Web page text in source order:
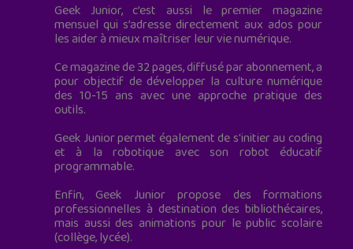
Geek Junior, c’est aussi le premier magazine
mensuel qui s’adresse directement aux ados pour
les aider à mieux maîtriser leur vie numérique.
Ce magazine de 32 pages, diffusé par abonnement, a
pour objectif de développer la culture numérique
des 10-15 ans avec une approche pratique des
outils.
Geek Junior permet également de s'initier au coding
et à la robotique avec son robot éducatif
programmable.
Enfin, Geek Junior propose des formations
professionnelles à destination des bibliothécaires,
mais aussi des animations pour le public scolaire
(collège, lycée).